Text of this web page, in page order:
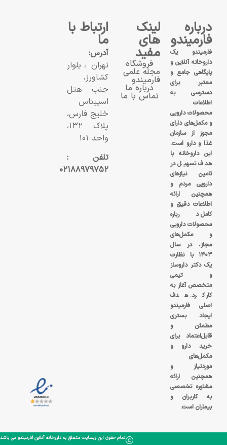
درباره
فارمیندو
فارمیندو یک
داروخانه آنلاین و
پایگاهی جامع و
معتبر برای
دسترسی به
اطلاعات
محصولات دارویی
و مکمل‌های دارای
مجوز از سازمان
غذا و دارو است.
این داروخانه با
هدف تسهیل در
تامین نیازهای
دارویی مردم و
همچنین ارائه
اطلاعات دقیق و
کامل درباره
محصولات دارویی
و مکمل‌های
مجاز، در سال
۱۴۰۳ با نظارت
یک دکتر داروساز
و تیمی
متخصص آغاز به
کار کرد. هدف
اصلی فارمیندو
ایجاد بستری
مطمئن و
قابل‌اعتماد برای
خرید دارو و
مکمل‌های
موردنیاز و
همچنین ارائه
مشاوره تخصصی
به کاربران و
بیماران است.
لینک
های
مفید
فروشگاه
مجله علمی
فارمیندو
درباره ما
تماس با ما
ارتباط با
ما
آدرس:
تهران، بلوار
کشاورز،
جنب هتل
اسپیناس
خلیج فارس،
پلاک ۱۳۲،
واحد ۱۰۱
تلفن :
۰۲۱۸۸۹۷۹۷۵۲
تمام حقوق این وبسایت متعلق به داروخانه آنلاین فارمیندو می باشد